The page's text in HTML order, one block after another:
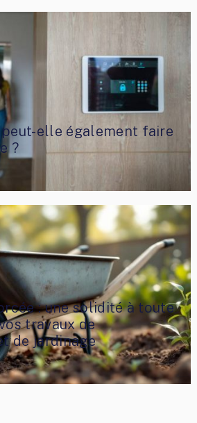
elle également faire
?
: une solidité à toute
travaux de
de jardinage